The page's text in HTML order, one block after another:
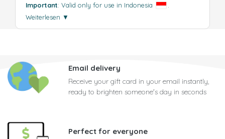
Important: Valid only for use in Indonesia
Weiterlesen ▼
Email delivery
Receive your gift card in your email instantly,
ready to brighten someone's day in seconds
Perfect for everyone